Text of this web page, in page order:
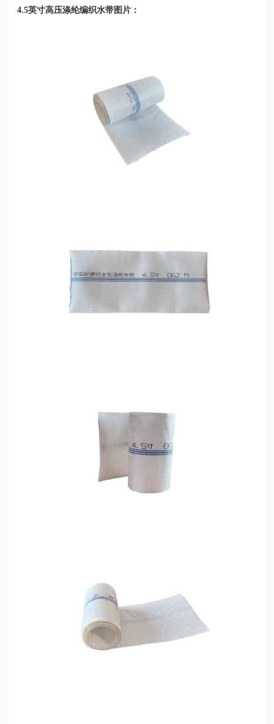
4.5英寸高压涤纶编织水带图片：